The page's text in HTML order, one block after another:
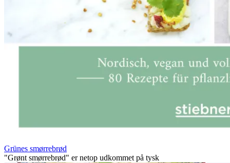
Grünes smørrebrød
"Grønt smørrebrød" er netop udkommet på tysk